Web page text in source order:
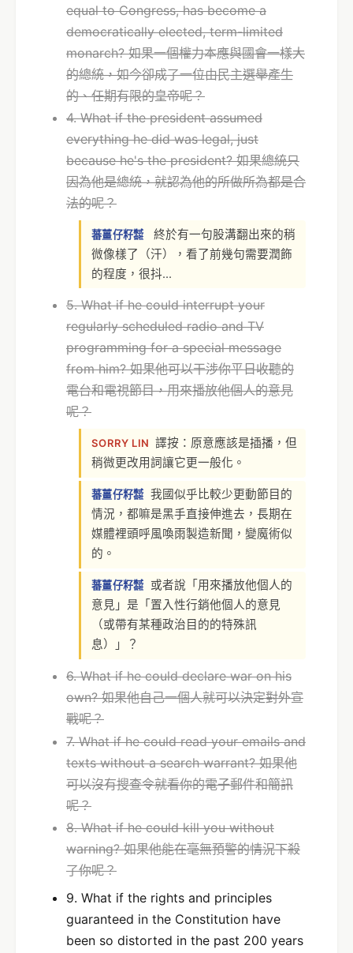
equal to Congress, has become a
democratically elected, term-limited
monarch? 如果一個權力本應與國會一樣大
的總統，如今卻成了一位由民主選舉產生
的、任期有限的皇帝呢？
4. What if the president assumed
everything he did was legal, just
because he's the president? 如果總統只
因為他是總統，就認為他的所做所為都是合
法的呢？
蕃薑仔籽㍿
終於有一句股溝翻出來的稍
微像樣了（汗），看了前幾句需要潤飾
的程度，很抖...
5. What if he could interrupt your
regularly scheduled radio and TV
programming for a special message
from him? 如果他可以干涉你平日收聽的
電台和電視節目，用來播放他個人的意見
呢？
SORRY LIN 譯按：原意應該是插播，但
稍微更改用詞讓它更一般化。
蕃薑仔籽㍿ 我國似乎比較少更動節目的
情況，都嘛是黑手直接伸進去，長期在
媒體裡頭呼風喚雨製造新聞，變魔術似
的。
蕃薑仔籽㍿
或者說「用來播放他個人的
意見」是「置入性行銷他個人的意見
（或帶有某種政治目的的特殊訊
息）」？
6. What if he could declare war on his
own? 如果他自己一個人就可以決定對外宣
戰呢？
7. What if he could read your emails and
texts without a search warrant? 如果他
可以沒有搜查令就看你的電子郵件和簡訊
呢？
8. What if he could kill you without
warning? 如果他能在毫無預警的情況下殺
了你呢？
9. What if the rights and principles
guaranteed in the Constitution have
been so distorted in the past 200 years